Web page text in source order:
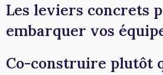
Les leviers concrets
embarquer vos
Co-construire plutôt